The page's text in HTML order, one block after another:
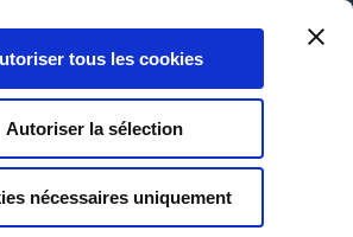
tous les cookies
Autoriser la sélection
nécessaires uniquement
0
Panier
0
Ma liste